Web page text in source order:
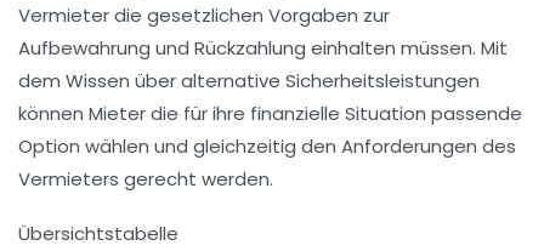
Vermieter die gesetzlichen Vorgaben zur
Aufbewahrung und Rückzahlung einhalten müssen. Mit
dem Wissen über alternative Sicherheitsleistungen
können Mieter die für ihre finanzielle Situation passende
Option wählen und gleichzeitig den Anforderungen des
Vermieters gerecht werden.
Übersichtstabelle